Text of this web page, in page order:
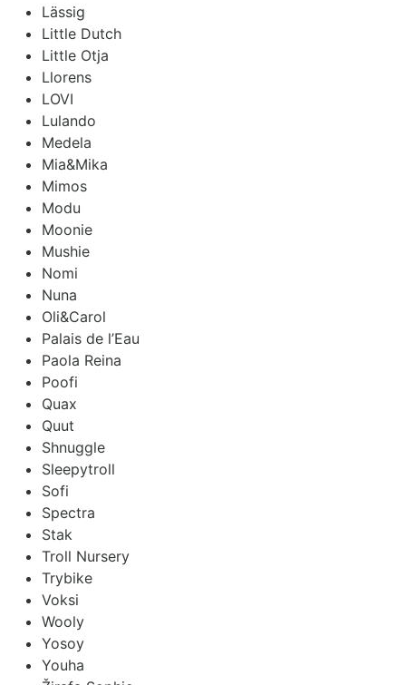
Lässig
Little Dutch
Little Otja
Llorens
LOVI
Lulando
Medela
Mia&Mika
Mimos
Modu
Moonie
Mushie
Nomi
Nuna
Oli&Carol
Palais de l’Eau
Paola Reina
Poofi
Quax
Quut
Shnuggle
Sleepytroll
Sofi
Spectra
Stak
Troll Nursery
Trybike
Voksi
Wooly
Yosoy
Youha